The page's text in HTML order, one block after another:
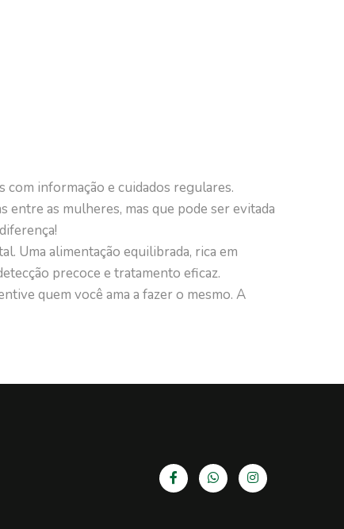
com informação e cuidados regulares.
entre as mulheres, mas que pode ser evitada
Uma alimentação equilibrada, rica em
precoce e tratamento eficaz.
quem você ama a fazer o mesmo. A